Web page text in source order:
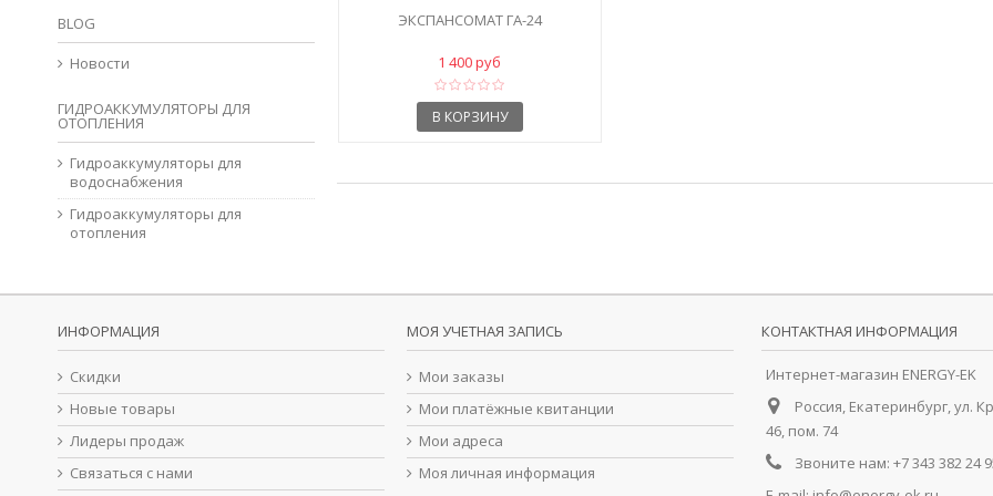
ЭКСПАНСОМАТ ГА-24
1 400 руб
В КОРЗИНУ
BLOG
Новости
ГИДРОАККУМУЛЯТОРЫ ДЛЯ
ОТОПЛЕНИЯ
Гидроаккумуляторы для
водоснабжения
Гидроаккумуляторы для
отопления
ИНФОРМАЦИЯ
Скидки
Новые товары
Лидеры продаж
Связаться с нами
МОЯ УЧЕТНАЯ ЗАПИСЬ
Мои заказы
Мои платёжные квитанции
Мои адреса
Моя личная информация
КОНТАКТНАЯ ИНФОРМАЦИЯ
Интернет-магазин ENERGY-EK
Россия, Екатеринбург, ул.
46, пом. 74
Звоните нам: +7 343 382 24